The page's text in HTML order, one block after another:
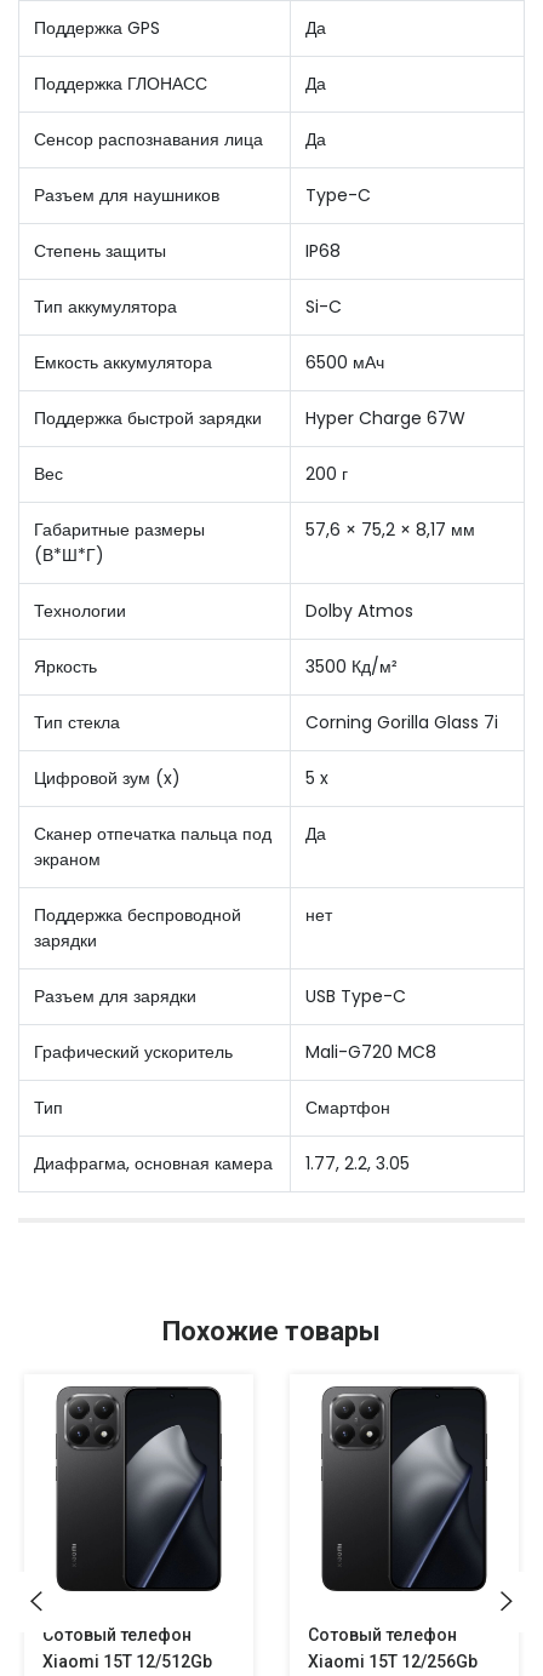
Поддержка GPS Да
Поддержка ГЛОНАСС Да
Сенсор распознавания лица Да
Разъем для наушников Type-C
Степень защиты IP68
Тип аккумулятора Si-C
Емкость аккумулятора 6500 мАч
Поддержка быстрой зарядки Hyper Charge 67W
Вес 200 г
Габаритные размеры
(В*Ш*Г)
57,6 × 75,2 × 8,17 мм
Технологии Dolby Atmos
Яркость 3500 Кд/м²
Тип стекла Corning Gorilla Glass 7i
Цифровой зум (x) 5 x
Сканер отпечатка пальца под
экраном
Да
Поддержка беспроводной
зарядки
нет
Разъем для зарядки USB Type-C
Графический ускоритель Mali-G720 MC8
Тип Смартфон
Диафрагма, основная камера 1.77, 2.2, 3.05
Похожие товары
Сотовый телефон
Xiaomi 15T 12/512Gb
Сотовый телефон
Xiaomi 15T 12/256Gb